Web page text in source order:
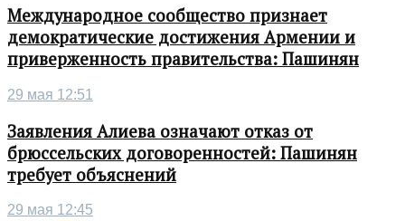
Международное сообщество признает
демократические достижения Армении и
приверженность правительства: Пашинян
29 мая 12:51
Заявления Алиева означают отказ от
брюссельских договоренностей: Пашинян
требует объяснений
29 мая 12:45